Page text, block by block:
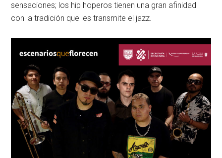
sensaciones; los hip hoperos tienen una gran afinidad
con la tradición que les transmite el jazz.